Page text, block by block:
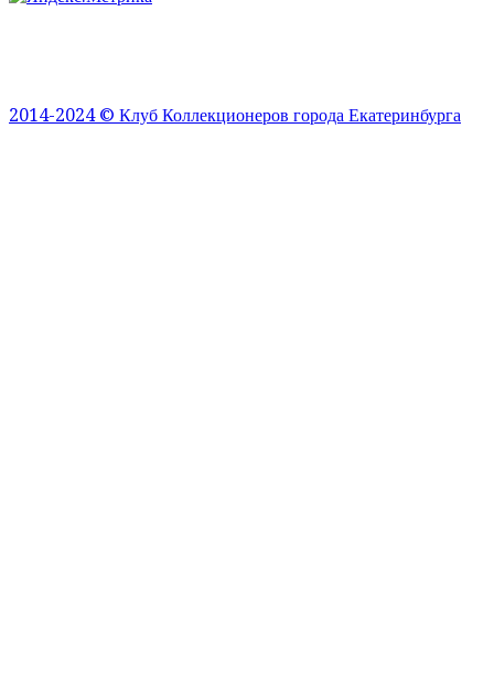
2014-2024 © Клуб Коллекционеров города Екатеринбурга